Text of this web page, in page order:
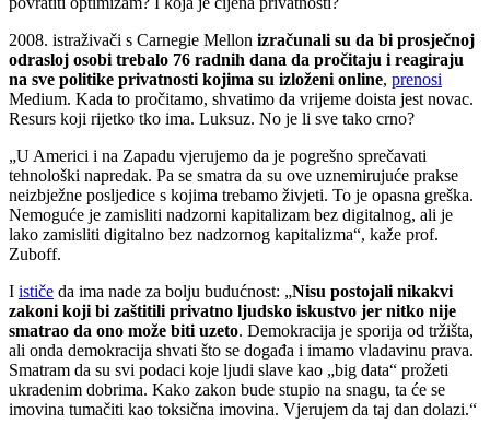
2008. istraživači s Carnegie Mellon izračunali su da bi prosječnoj
odrasloj osobi trebalo 76 radnih dana da pročitaju i reagiraju
na sve politike privatnosti kojima su izloženi online, prenosi
Medium. Kada to pročitamo, shvatimo da vrijeme doista jest novac.
Resurs koji rijetko tko ima. Luksuz. No je li sve tako crno?
„U Americi i na Zapadu vjerujemo da je pogrešno sprečavati
tehnološki napredak. Pa se smatra da su ove uznemirujuće prakse
neizbježne posljedice s kojima trebamo živjeti. To je opasna greška.
Nemoguće je zamisliti nadzorni kapitalizam bez digitalnog, ali je
lako zamisliti digitalno bez nadzornog kapitalizma“, kaže prof.
Zuboff.
I ističe da ima nade za bolju budućnost: „Nisu postojali nikakvi
zakoni koji bi zaštitili privatno ljudsko iskustvo jer nitko nije
smatrao da ono može biti uzeto. Demokracija je sporija od tržišta,
ali onda demokracija shvati što se događa i imamo vladavinu prava.
Smatram da su svi podaci koje ljudi slave kao „big data“ prožeti
ukradenim dobrima. Kako zakon bude stupio na snagu, ta će se
imovina tumačiti kao toksična imovina. Vjerujem da taj dan dolazi.“